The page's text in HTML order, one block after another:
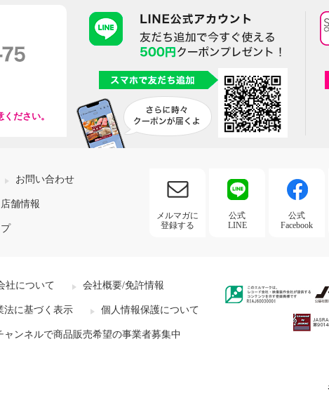
ださい。
お問い合わせ
店舗情報
メルマガに
登録する
公式
LINE
公式
Facebook
社について 会社概要/免許情報
法に基づく表示 個人情報保護について
ャンネルで商品販売希望の事業者募集中